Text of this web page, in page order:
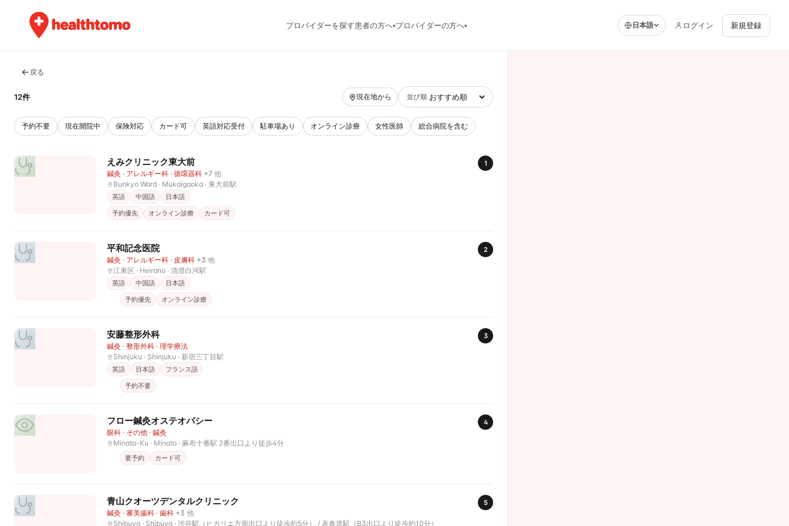
プロバイダーを探す患者の方へ▾プロバイダーの方へ▾ 日本語 ログイン 新規登録
戻る
12件 現在地から 並び順
予約不要 現在開院中 保険対応 カード可 英語対応受付 駐車場あり オンライン診療 女性医師 総合病院を含む
えみクリニック東大前
鍼灸 · アレルギー科 · 循環器科 +7 他
Bunkyo Ward · Mukaigaoka · 東大前駅
英語 中国語
日本語
予約優先
オンライン診療 カード可
1
平和記念医院
鍼灸 · アレルギー科 · 皮膚科 +3 他
江東区 · Heirano · 清澄白河駅
英語 中国語
日本語
予約優先
オンライン診療
2
安藤整形外科
鍼灸 · 整形外科 · 理学療法
Shinjuku · Shinjuku · 新宿三丁目駅
英語 日本語
フランス語
予約不要
3
フロー鍼灸オステオパシー
眼科 · その他 · 鍼灸
Minato-Ku · Minato · 麻布十番駅 2番出口より徒歩4分
要予約 カード可
4
青山クオーツデンタルクリニック
鍼灸 · 審美歯科 · 歯科 +3 他
Shibuya · Shibuya · 渋谷駅（ヒカリエ方面出口より徒歩約5分） / 表参道駅（B3出口より徒歩約10分）
5